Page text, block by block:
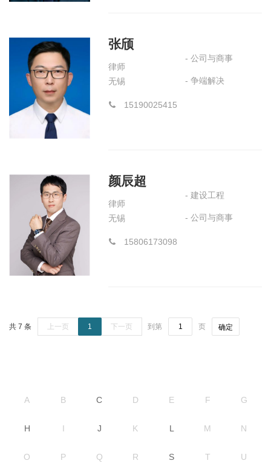
张颀
律师
无锡
15190025415
- 公司与商事
- 争端解决
颜辰超
律师
无锡
15806173098
- 建设工程
- 公司与商事
共 7 条 上一页 1 下一页 到第 页 确定
A B C D E F G
H I J K L M N
O P Q R S T U